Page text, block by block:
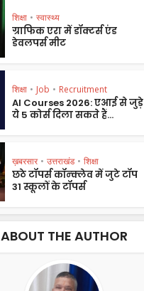
शिक्षा • स्वास्थ्य
ग्राफिक एरा में डॉक्टर्स एंड
डेवलपर्स मीट
शिक्षा • Job • Recruitment
AI Courses 2026: एआई से जुड़े
ये 5 कोर्स दिला सकते हैं...
ख़बरसार • उत्तराखंड • शिक्षा
छठे टॉपर्स कॉन्क्लेव में जुटे टॉप
31 स्कूलों के टॉपर्स
ABOUT THE AUTHOR